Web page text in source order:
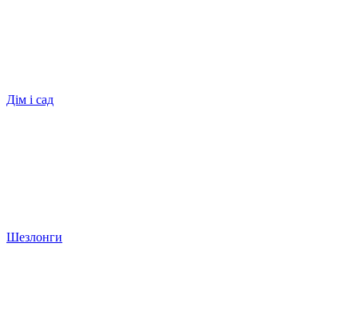
Дім і сад
Шезлонги